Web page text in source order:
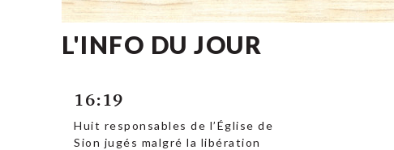
L'INFO DU JOUR
16:19
Huit responsables de l’Église de
Sion jugés malgré la libération